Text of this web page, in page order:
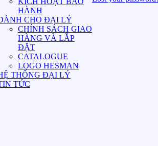
HÀNH
CHO ĐẠI LÝ
CHÍNH SÁCH GIAO
HÀNG VÀ LẮP
ĐẶT
CATALOGUE
LOGO HESMAN
THỐNG ĐẠI LÝ
TỨC